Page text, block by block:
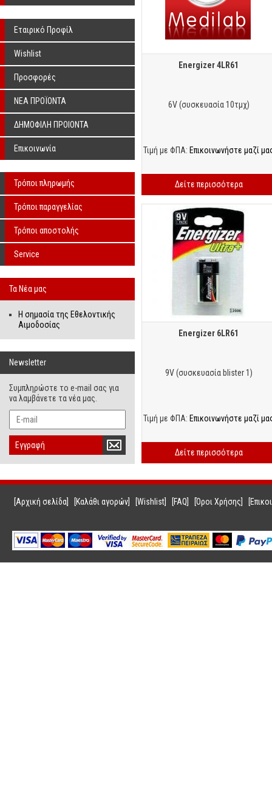
Energizer 4LR61
6V (συσκευασία 10τμχ)
Τιμή με ΦΠΑ: Επικοινωνήστε μαζί
Δείτε περισσότερα
Energizer 6LR61
9V (συσκευασία blister 1)
Τιμή με ΦΠΑ: Επικοινωνήστε μαζί
Δείτε περισσότερα
Εταιρικό Προφίλ
Wishlist
Προσφορές
ΝΕΑ ΠΡΟΪΟΝΤΑ
ΔΗΜΟΦΙΛΗ ΠΡΟΙΟΝΤΑ
Επικοινωνία
Τρόποι πληρωμής
Τρόποι παραγγελίας
Τρόποι αποστολής
Service
Τα Νέα μας
Η σημασία της Εθελοντικής
Αιμοδοσίας
Newsletter
Συμπληρώστε το e-mail σας για
να λαμβάνετε τα νέα μας.
Εγγραφή
[Αρχική σελίδα] [Καλάθι αγορών] [Wishlist] [FAQ] [Όροι Χρήσης]